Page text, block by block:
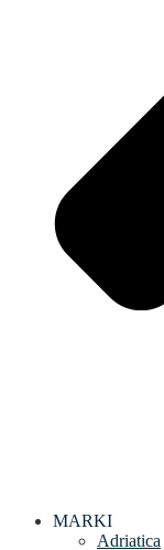
MARKI
Adriatica